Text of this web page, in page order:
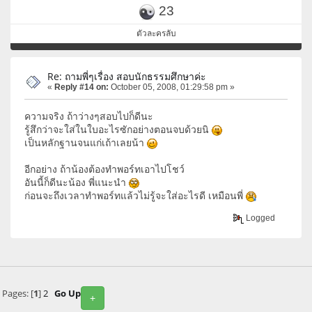
23
ตัวละครลับ
Re: ถามพี่ๆเรื่อง สอบนักธรรมศึกษาค่ะ
« Reply #14 on: October 05, 2008, 01:29:58 pm »
ความจริง ถ้าว่างๆสอบไปก็ดีนะ
รู้สึกว่าจะใส่ในใบอะไรซักอย่างตอนจบด้วยนิ
เป็นหลักฐานจนแก่เถ้าเลยน้า
อีกอย่าง ถ้าน้องต้องทำพอร์ทเอาไปโชว์
อันนี้ก็ดีนะน้อง พี่แนะนำ
ก่อนจะถึงเวลาทำพอร์ทแล้วไม่รู้จะใส่อะไรดี เหมือนพี่
Logged
+
Pages: [1]2 Go Up